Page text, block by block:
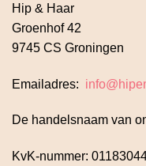
Hip & Haar
Groenhof 42
9745 CS Groningen
Emailadres:
De handelsnaam van
KvK-nummer: